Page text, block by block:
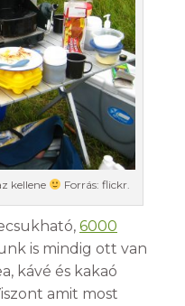
kellene Forrás: flickr.
6000
is mindig ott van
kávé és kakaó
amit most